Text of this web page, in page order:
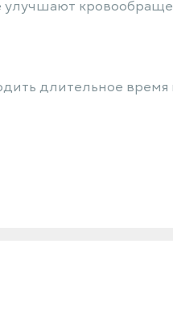
улучшают
длительное